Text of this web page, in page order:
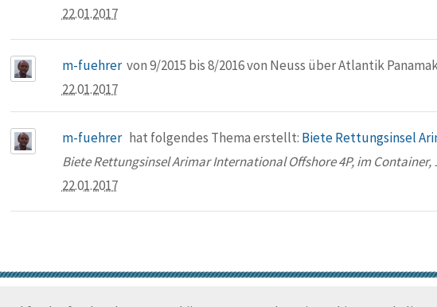
22.01.2017
m-fuehrer von 9/2015 bis 8/2016 von Neuss über Atlantik
22.01.2017
m-fuehrer hat folgendes Thema erstellt: Biete Rettungsinsel
Biete Rettungsinsel Arimar International Offshore 4P, im Container,
22.01.2017